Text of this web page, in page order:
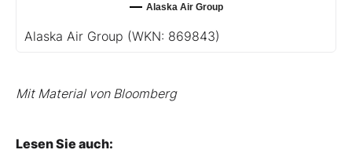
Alaska Air Group
Alaska Air Group (WKN: 869843)
Mit Material von Bloomberg
Lesen Sie auch: